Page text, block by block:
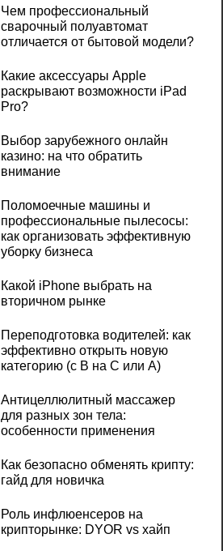
Чем профессиональный
сварочный полуавтомат
отличается от бытовой модели?
Какие аксессуары Apple
раскрывают возможности iPad
Pro?
Выбор зарубежного онлайн
казино: на что обратить
внимание
Поломоечные машины и
профессиональные пылесосы:
как организовать эффективную
уборку бизнеса
Какой iPhone выбрать на
вторичном рынке
Переподготовка водителей: как
эффективно открыть новую
категорию (с B на C или А)
Антицеллюлитный массажер
для разных зон тела:
особенности применения
Как безопасно обменять крипту:
гайд для новичка
Роль инфлюенсеров на
крипторынке: DYOR vs хайп